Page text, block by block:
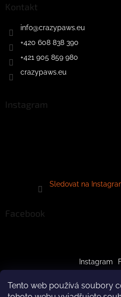
Tento web používá soubory
Kontakt
info@crazypaws.eu
+420 608 838 390
+421 905 859 980
crazypaws.eu
Instagram
Sledovat na
Facebook
Instagram